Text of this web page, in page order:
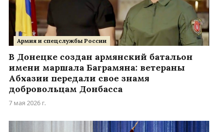
Армия и спецслужбы России
В Донецке создан армянский батальон
имени маршала Баграмяна: ветераны
Абхазии передали свое знамя
добровольцам Донбасса
7 мая 2026 г.